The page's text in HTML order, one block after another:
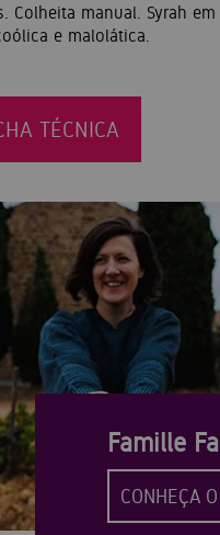
Colheita manual. Syrah
e malolática.
TÉCNICA
Famille
CONHEÇA